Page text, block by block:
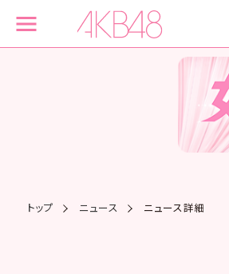
トップ ニュース ニュース詳細